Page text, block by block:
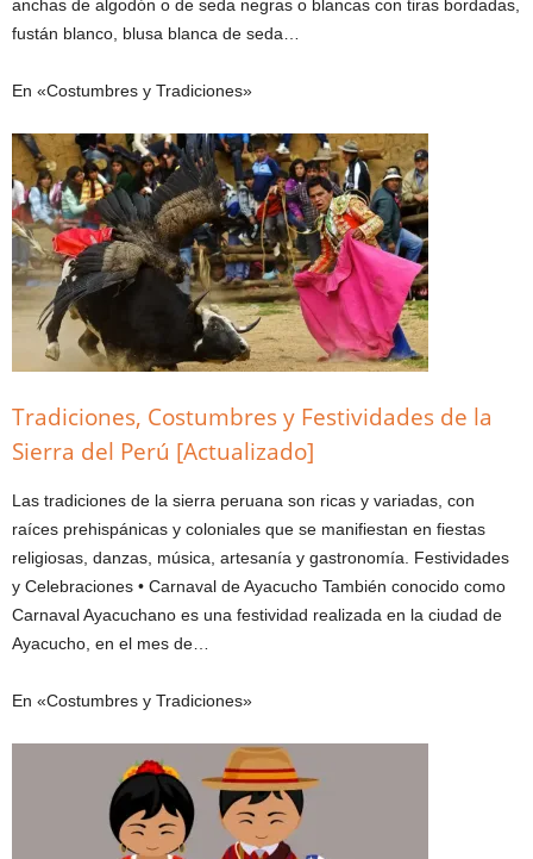
anchas de algodón o de seda negras o blancas con tiras bordadas,
fustán blanco, blusa blanca de seda…
En «Costumbres y Tradiciones»
Tradiciones, Costumbres y Festividades de la
Sierra del Perú [Actualizado]
Las tradiciones de la sierra peruana son ricas y variadas, con
raíces prehispánicas y coloniales que se manifiestan en fiestas
religiosas, danzas, música, artesanía y gastronomía. Festividades
y Celebraciones • Carnaval de Ayacucho También conocido como
Carnaval Ayacuchano es una festividad realizada en la ciudad de
Ayacucho, en el mes de…
En «Costumbres y Tradiciones»